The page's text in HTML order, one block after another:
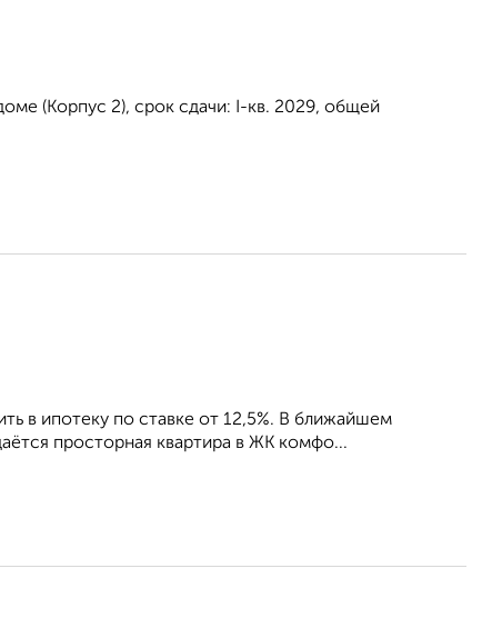
(Корпус 2), срок сдачи: I-кв. 2029, общей
в ипотеку по ставке от 12,5%. В ближайшем
просторная квартира в ЖК комфо...